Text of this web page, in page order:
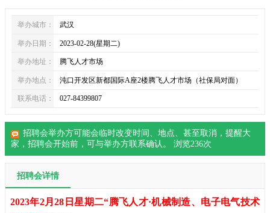
举办城市： 武汉
举办日期： 2023-02-28(星期二)
举办地址： 腾飞人才市场
举办地点： 沌口开发区新都国际A座2楼腾飞人才市场（社保局对面）
联系电话： 027-84399807
招聘会举办方可能会临时改变时间、地点、甚至取消，提醒大
家， 招聘会开始前，可与举办方联系确认。 浏览236次
招聘会详情
2023年2月28日星期二“腾飞人才·机械制造、电子电气技术